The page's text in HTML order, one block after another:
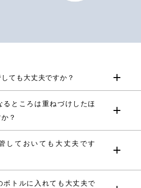
ても大丈夫ですか？
るところは重ねづけしたほ
？
しておいても大丈夫です
ボトルに入れても大丈夫で